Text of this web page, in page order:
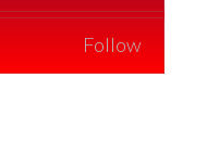
Follow